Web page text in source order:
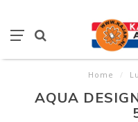
Home /
AQUA